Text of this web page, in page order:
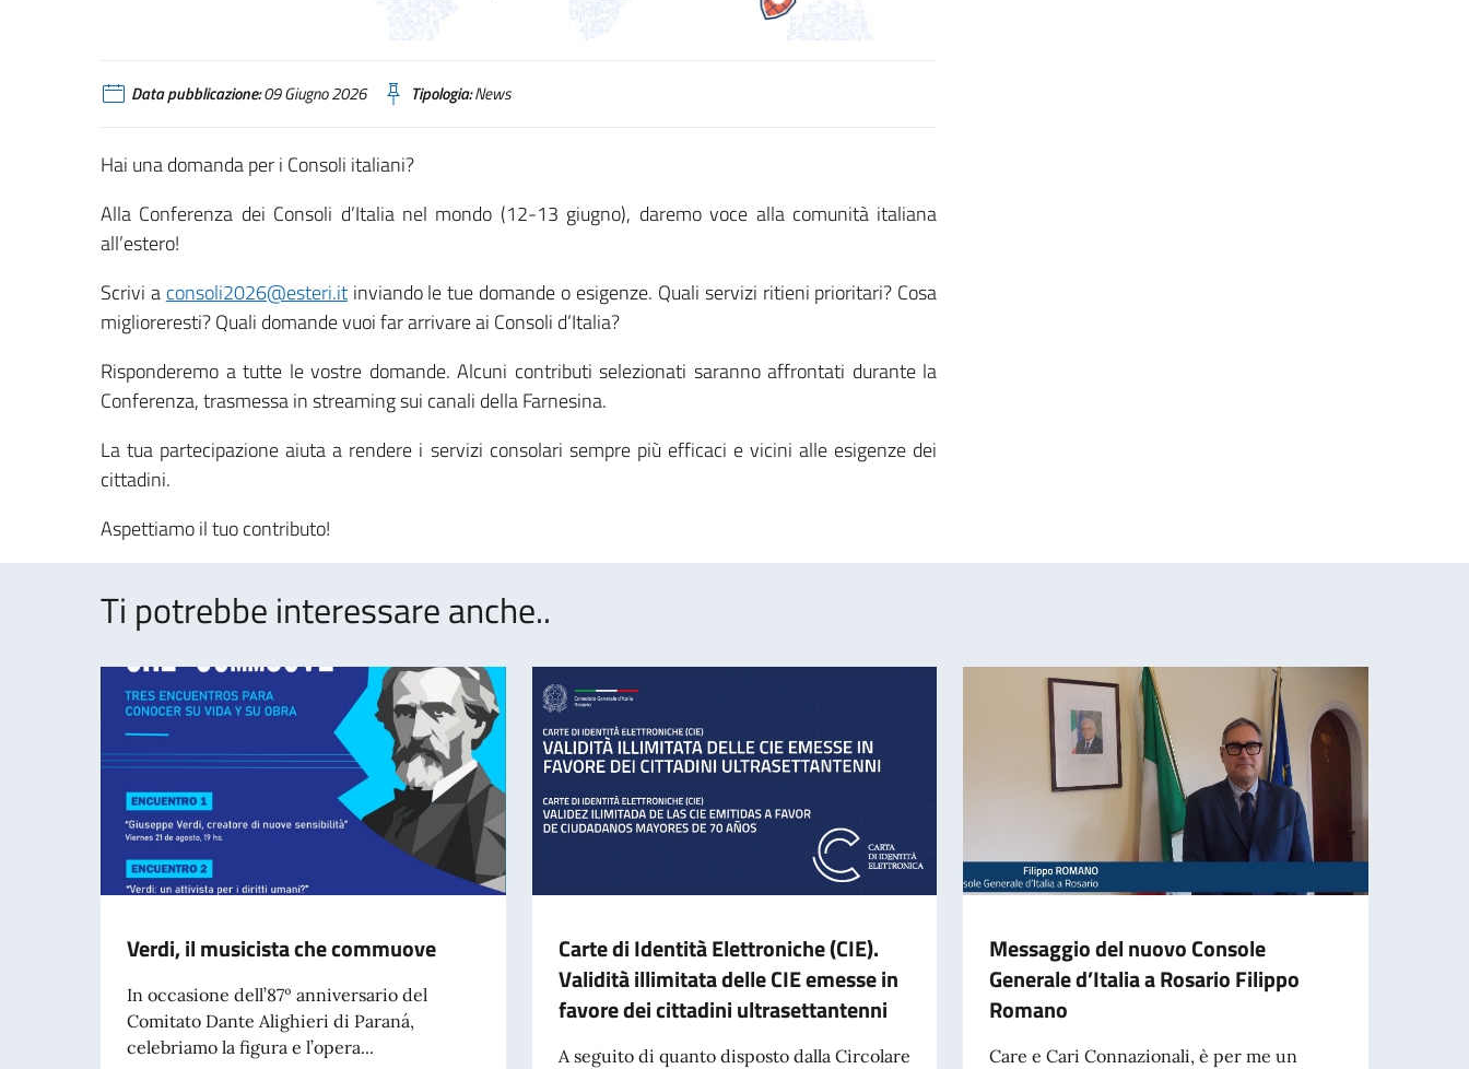
Data pubblicazione:09 Giugno 2026 Tipologia:News
Hai una domanda per i Consoli italiani?
Alla Conferenza dei Consoli d’Italia nel mondo (12-13 giugno), daremo voce alla comunità italiana
all’estero!
Scrivi a consoli2026@esteri.itinviando le tue domande o esigenze. Quali servizi ritieni prioritari? Cosa
miglioreresti? Quali domande vuoi far arrivare ai Consoli d’Italia?
Risponderemo a tutte le vostre domande. Alcuni contributi selezionati saranno affrontati durante la
Conferenza, trasmessa in streaming sui canali della Farnesina.
La tua partecipazione aiuta a rendere i servizi consolari sempre più efficaci e vicini alle esigenze dei
cittadini.
Aspettiamo il tuo contributo!
Ti potrebbe interessare anche..
Verdi, il musicista che commuove
In occasione dell’87º anniversario del
Comitato Dante Alighieri di Paraná,
celebriamo la figura e l’opera...
Carte di Identità Elettroniche (CIE).
Validità illimitata delle CIE emesse in
favore dei cittadini ultrasettantenni
A seguito di quanto disposto dalla Circolare
Messaggio del nuovo Console
Generale d’Italia a Rosario Filippo
Romano
Care e Cari Connazionali, è per me un